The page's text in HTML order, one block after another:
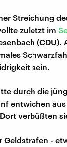
Streichung
zuletzt im
sein.
durch die
entwichen
verbüßten
Geldstrafen -